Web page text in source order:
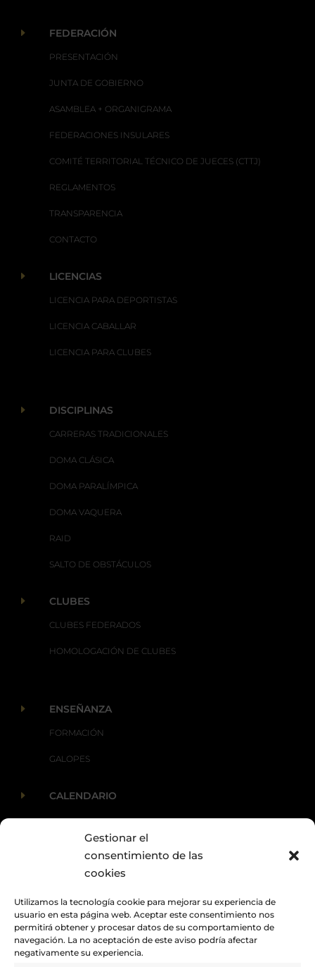
Gestionar el
consentimiento de las
cookies
Utilizamos la tecnología cookie para mejorar su experiencia de
usuario en esta página web. Aceptar este consentimiento nos
permitirá obtener y procesar datos de su comportamiento de
navegación. La no aceptación de este aviso podría afectar
negativamente su experiencia.
E FEDERACIÓN
PRESENTACIÓN
JUNTA DE GOBIERNO
ASAMBLEA + ORGANIGRAMA
FEDERACIONES INSULARES
COMITÉ TERRITORIAL TÉCNICO DE JUECES (CTTJ)
REGLAMENTOS
TRANSPARENCIA
CONTACTO
E LICENCIAS
LICENCIA PARA DEPORTISTAS
LICENCIA CABALLAR
LICENCIA PARA CLUBES
E DISCIPLINAS
CARRERAS TRADICIONALES
DOMA CLÁSICA
DOMA PARALÍMPICA
DOMA VAQUERA
RAID
SALTO DE OBSTÁCULOS
E CLUBES
CLUBES FEDERADOS
HOMOLOGACIÓN DE CLUBES
E ENSEÑANZA
FORMACIÓN
GALOPES
E CALENDARIO
ACTUALIDAD